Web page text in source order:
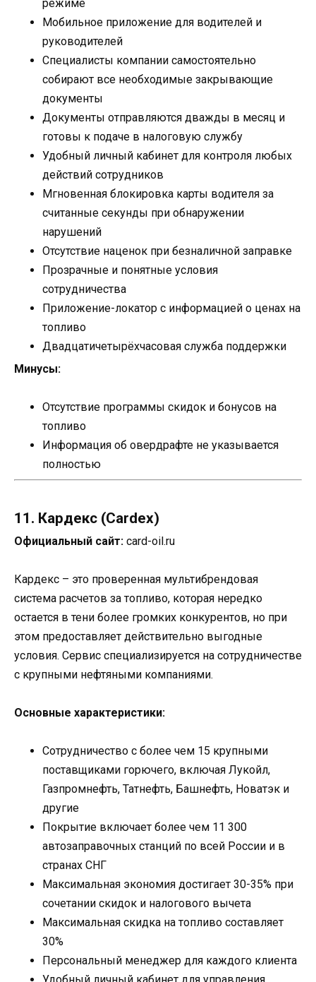
режиме
Мобильное приложение для водителей и
руководителей
Специалисты компании самостоятельно
собирают все необходимые закрывающие
документы
Документы отправляются дважды в месяц и
готовы к подаче в налоговую службу
Удобный личный кабинет для контроля любых
действий сотрудников
Мгновенная блокировка карты водителя за
считанные секунды при обнаружении
нарушений
Отсутствие наценок при безналичной заправке
Прозрачные и понятные условия
сотрудничества
Приложение-локатор с информацией о ценах на
топливо
Двадцатичетырёхчасовая служба поддержки
Минусы:
Отсутствие программы скидок и бонусов на
топливо
Информация об овердрафте не указывается
полностью
11. Кардекс (Cardex)
Официальный сайт: card-oil.ru
Кардекс – это проверенная мультибрендовая
система расчетов за топливо, которая нередко
остается в тени более громких конкурентов, но при
этом предоставляет действительно выгодные
условия. Сервис специализируется на сотрудничестве
с крупными нефтяными компаниями.
Основные характеристики:
Сотрудничество с более чем 15 крупными
поставщиками горючего, включая Лукойл,
Газпромнефть, Татнефть, Башнефть, Новатэк и
другие
Покрытие включает более чем 11 300
автозаправочных станций по всей России и в
странах СНГ
Максимальная экономия достигает 30-35% при
сочетании скидок и налогового вычета
Максимальная скидка на топливо составляет
30%
Персональный менеджер для каждого клиента